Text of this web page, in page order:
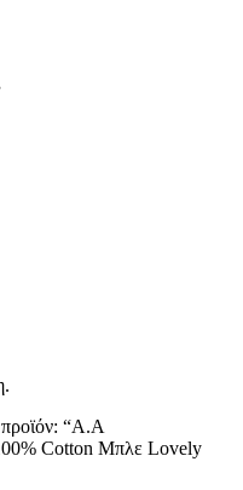
“A.A
Cotton Μπλε Lovely